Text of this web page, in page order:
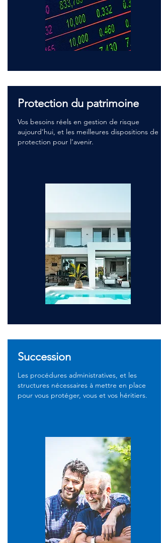
Protection du patrimoine
Vos besoins réels en gestion de risque
aujourd’hui, et les meilleures dispositions de
protection pour l’avenir.
Succession
Les procédures administratives, et les
structures nécessaires à mettre en place
pour vous protéger, vous et vos héritiers.